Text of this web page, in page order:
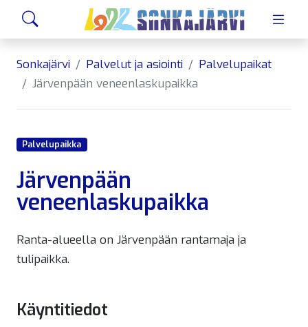
Siirry sivusisältöön
Sonkajärvi Palvelut ja asiointi
Palvelupaikat
Järvenpään veneenlaskupaikka
Palvelupaikka
Järvenpään
veneenlaskupaikka
Ranta-alueella on Järvenpään rantamaja ja
tulipaikka.
Käyntitiedot